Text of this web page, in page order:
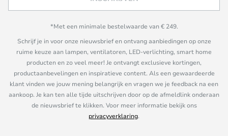
*Met een minimale bestelwaarde van € 249.
Schrijf je in voor onze nieuwsbrief en ontvang aanbiedingen op onze
ruime keuze aan lampen, ventilatoren, LED-verlichting, smart home
producten en zo veel meer! Je ontvangt exclusieve kortingen,
productaanbevelingen en inspiratieve content. Als een gewaardeerde
klant vinden we jouw mening belangrijk en vragen we je feedback na een
aankoop. Je kan ten alle tijde uitschrijven door op de afmeldlink onderaan
de nieuwsbrief te klikken. Voor meer informatie bekijk ons
privacyverklaring.